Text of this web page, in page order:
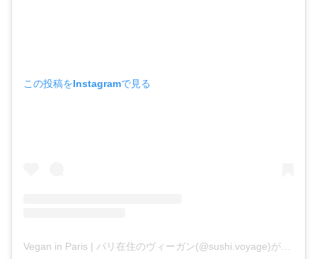
この投稿をInstagramで見る